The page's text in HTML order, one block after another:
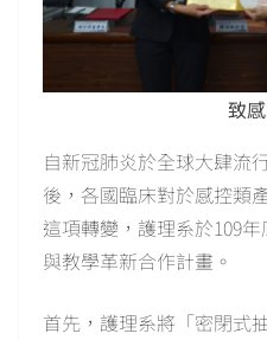
致
自新冠肺炎於全球大肆流
後，各國臨床對於感控類
這項轉變，護理系於109
與教學革新合作計畫。
首先，護理系將「密閉式